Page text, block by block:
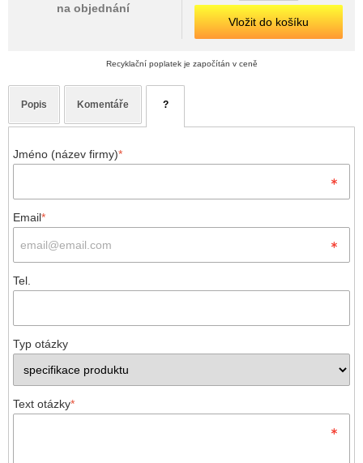
na objednání
Vložit do košíku
Recyklační poplatek je započítán v ceně
Popis Komentáře ?
Jméno (název firmy)*
Email*
Tel.
Typ otázky
Text otázky*